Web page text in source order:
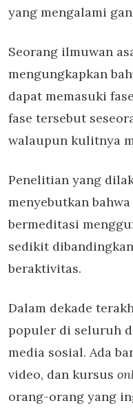
yang mengalami
Seorang ilmuwan
mengungkapkan
dapat memasuki
fase tersebut
walaupun kulitnya
Penelitian yang
menyebutkan
bermeditasi
sedikit
beraktivitas.
Dalam dekade
populer di seluruh
media sosial. Ada
video, dan kursus
orang-orang yang